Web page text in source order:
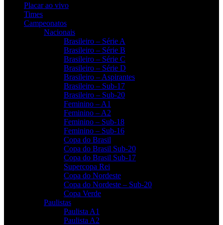
Placar ao vivo
Times
Campeonatos
Nacionais
Brasileiro – Série A
Brasileiro – Série B
Brasileiro – Série C
Brasileiro – Série D
Brasileiro – Aspirantes
Brasileiro – Sub-17
Brasileiro – Sub-20
Feminino – A1
Feminino – A2
Feminino – Sub-18
Feminino – Sub-16
Copa do Brasil
Copa do Brasil Sub-20
Copa do Brasil Sub-17
Supercopa Rei
Copa do Nordeste
Copa do Nordeste – Sub-20
Copa Verde
Paulistas
Paulista A1
Paulista A2